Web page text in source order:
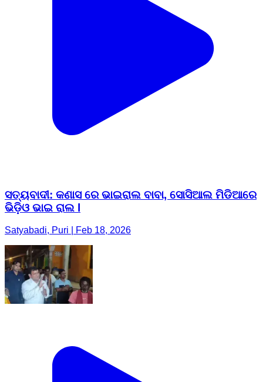
ସତ୍ୟବାଦୀ: କଣାସ ରେ ଭାଇରାଲ ବାବା, ସୋସିଆଲ ମିଡିଆରେ
ଭିଡ଼ିଓ ଭାଇ ରାଲ l
Satyabadi, Puri | Feb 18, 2026